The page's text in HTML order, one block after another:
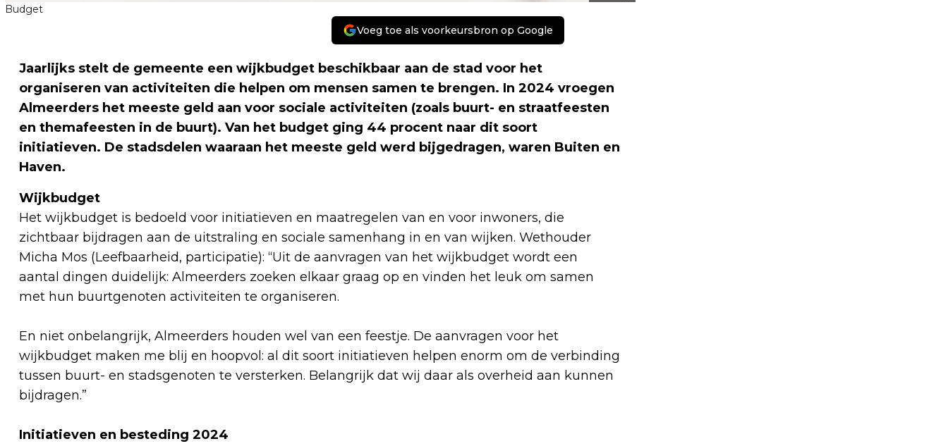
Budget
Voeg toe als voorkeursbron op Google
Jaarlijks stelt de gemeente een wijkbudget beschikbaar aan de stad voor het
organiseren van activiteiten die helpen om mensen samen te brengen. In 2024 vroegen
Almeerders het meeste geld aan voor sociale activiteiten (zoals buurt- en straatfeesten
en themafeesten in de buurt). Van het budget ging 44 procent naar dit soort
initiatieven. De stadsdelen waaraan het meeste geld werd bijgedragen, waren Buiten en
Haven.
Wijkbudget
Het wijkbudget is bedoeld voor initiatieven en maatregelen van en voor inwoners, die
zichtbaar bijdragen aan de uitstraling en sociale samenhang in en van wijken. Wethouder
Micha Mos (Leefbaarheid, participatie): “Uit de aanvragen van het wijkbudget wordt een
aantal dingen duidelijk: Almeerders zoeken elkaar graag op en vinden het leuk om samen
met hun buurtgenoten activiteiten te organiseren.
En niet onbelangrijk, Almeerders houden wel van een feestje. De aanvragen voor het
wijkbudget maken me blij en hoopvol: al dit soort initiatieven helpen enorm om de verbinding
tussen buurt- en stadsgenoten te versterken. Belangrijk dat wij daar als overheid aan kunnen
bijdragen.”
Initiatieven en besteding 2024